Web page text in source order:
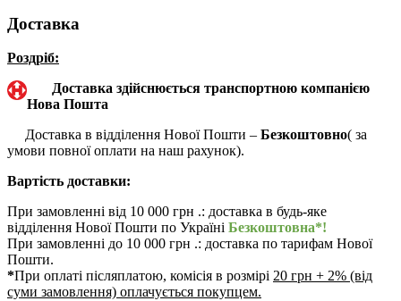
Доставка
Роздріб:
Доставка здійснюється транспортною компанією
Нова Пошта
Доставка в відділення Нової Пошти – Безкоштовно( за
умови повної оплати на наш рахунок).
Вартість доставки:
При замовленні від 10 000 грн .: доставка в будь-яке
відділення Нової Пошти по Україні Безкоштовна*!
При замовленні до 10 000 грн .: доставка по тарифам Нової
Пошти.
*При оплаті післяплатою, комісія в розмірі 20 грн + 2% (від
суми замовлення) оплачується покупцем.